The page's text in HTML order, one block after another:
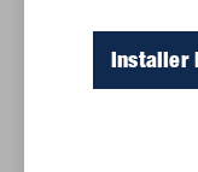
Installer